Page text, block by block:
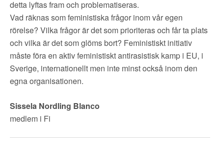
NYHETER
SÖK
detta lyftas fram och problematiseras.
Vad räknas som feministiska frågor inom vår egen
rörelse? Vilka frågor är det som prioriteras och får ta plats
och vilka är det som glöms bort? Feministiskt initiativ
måste föra en aktiv feministiskt antirasistisk kamp i EU, i
Sverige, internationellt men inte minst också inom den
egna organisationen.
Sissela Nordling Blanco
medlem i Fi